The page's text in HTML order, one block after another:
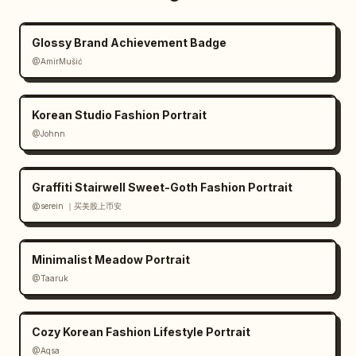
se lisant comme la lettre D tout en montrant
un profil de chien debout tourné vers la
droite","color":"vert foncé","subtitle":"Nom
de la marque en chinois centré en dessous
avec de fines lignes horizontales des deux
côtés"},"color_swatches":[{"name":"Vert
sapin","hex":"#1E3D34"},{"name":"Blanc
cassé","hex":"#F5F3EF"},{"name":"Gris
chaud","hex":"#E5E2DB"},{"name":"Vert
clair","hex":"#A8C5B1"},{"name":"Orange
chaud","hex":"#E0A86E"}],"applications":
{"mockups":7,"details":"ensemble de cartes de
d'application smartphone, bannière de site
variantes d'icônes d'application carrées
groupées"},"typography":{"families":["Source
Glossy Brand Achievement Badge
@AmirMušić
Korean Studio Fashion Portrait
@Johnn
Graffiti Stairwell Sweet-Goth Fashion Portrait
@serein ｜买美股上币安
Minimalist Meadow Portrait
@Taaruk
Cozy Korean Fashion Lifestyle Portrait
@Aqsa